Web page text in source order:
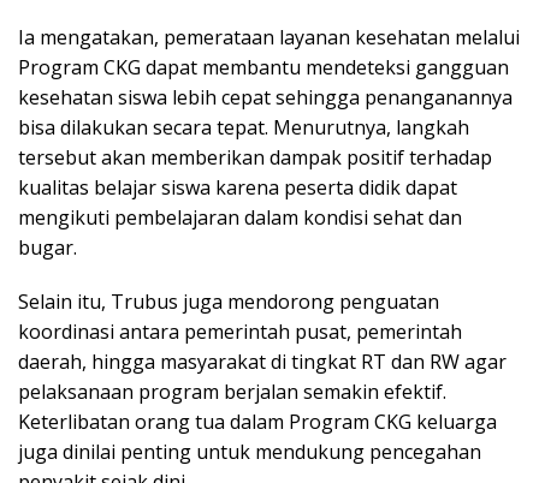
Ia mengatakan, pemerataan layanan kesehatan melalui
Program CKG dapat membantu mendeteksi gangguan
kesehatan siswa lebih cepat sehingga penanganannya
bisa dilakukan secara tepat. Menurutnya, langkah
tersebut akan memberikan dampak positif terhadap
kualitas belajar siswa karena peserta didik dapat
mengikuti pembelajaran dalam kondisi sehat dan
bugar.
Selain itu, Trubus juga mendorong penguatan
koordinasi antara pemerintah pusat, pemerintah
daerah, hingga masyarakat di tingkat RT dan RW agar
pelaksanaan program berjalan semakin efektif.
Keterlibatan orang tua dalam Program CKG keluarga
juga dinilai penting untuk mendukung pencegahan